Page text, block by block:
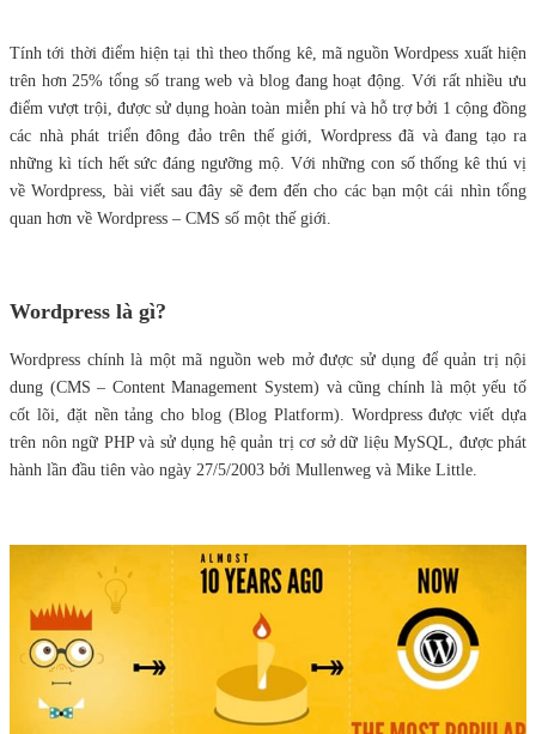
Tính tới thời điểm hiện tại thì theo thống kê, mã nguồn Wordpess xuất hiện
trên hơn 25% tổng số trang web và blog đang hoạt động. Với rất nhiều ưu
điểm vượt trội, được sử dụng hoàn toàn miễn phí và hỗ trợ bởi 1 cộng đồng
các nhà phát triển đông đảo trên thế giới, Wordpress đã và đang tạo ra
những kì tích hết sức đáng ngưỡng mộ. Với những con số thống kê thú vị
về Wordpress, bài viết sau đây sẽ đem đến cho các bạn một cái nhìn tổng
quan hơn về Wordpress – CMS số một thế giới.
Wordpress là gì?
Wordpress chính là một mã nguồn web mở được sử dụng để quản trị nội
dung (CMS – Content Management System) và cũng chính là một yếu tố
cốt lõi, đặt nền tảng cho blog (Blog Platform). Wordpress được viết dựa
trên nôn ngữ PHP và sử dụng hệ quản trị cơ sở dữ liệu MySQL, được phát
hành lần đầu tiên vào ngày 27/5/2003 bởi Mullenweg và Mike Little.